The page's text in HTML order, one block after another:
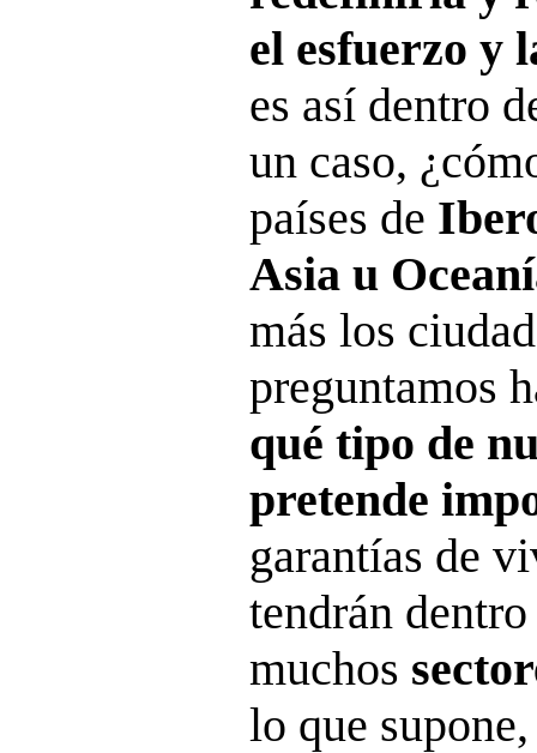
el esfuerzo y
es así dentro
un caso,
países de
Asia u
más los
preguntamos
qué tipo de
pretende
garantías de
tendrán
muchos
lo que